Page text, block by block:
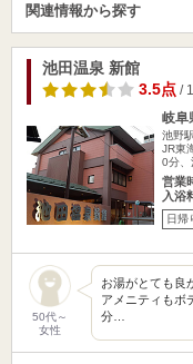
関連情報から探す
池田温泉 新館
3.5点/
岐阜
池野
JR東
0分、
営業
入浴
日帰
50代～
女性
お湯がとても良
アメニティもボ
分…